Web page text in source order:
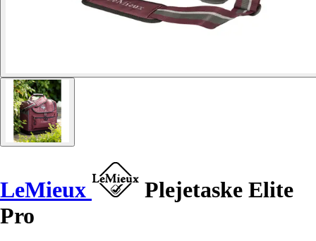
LeMieux
Plejetaske Elite
Pro